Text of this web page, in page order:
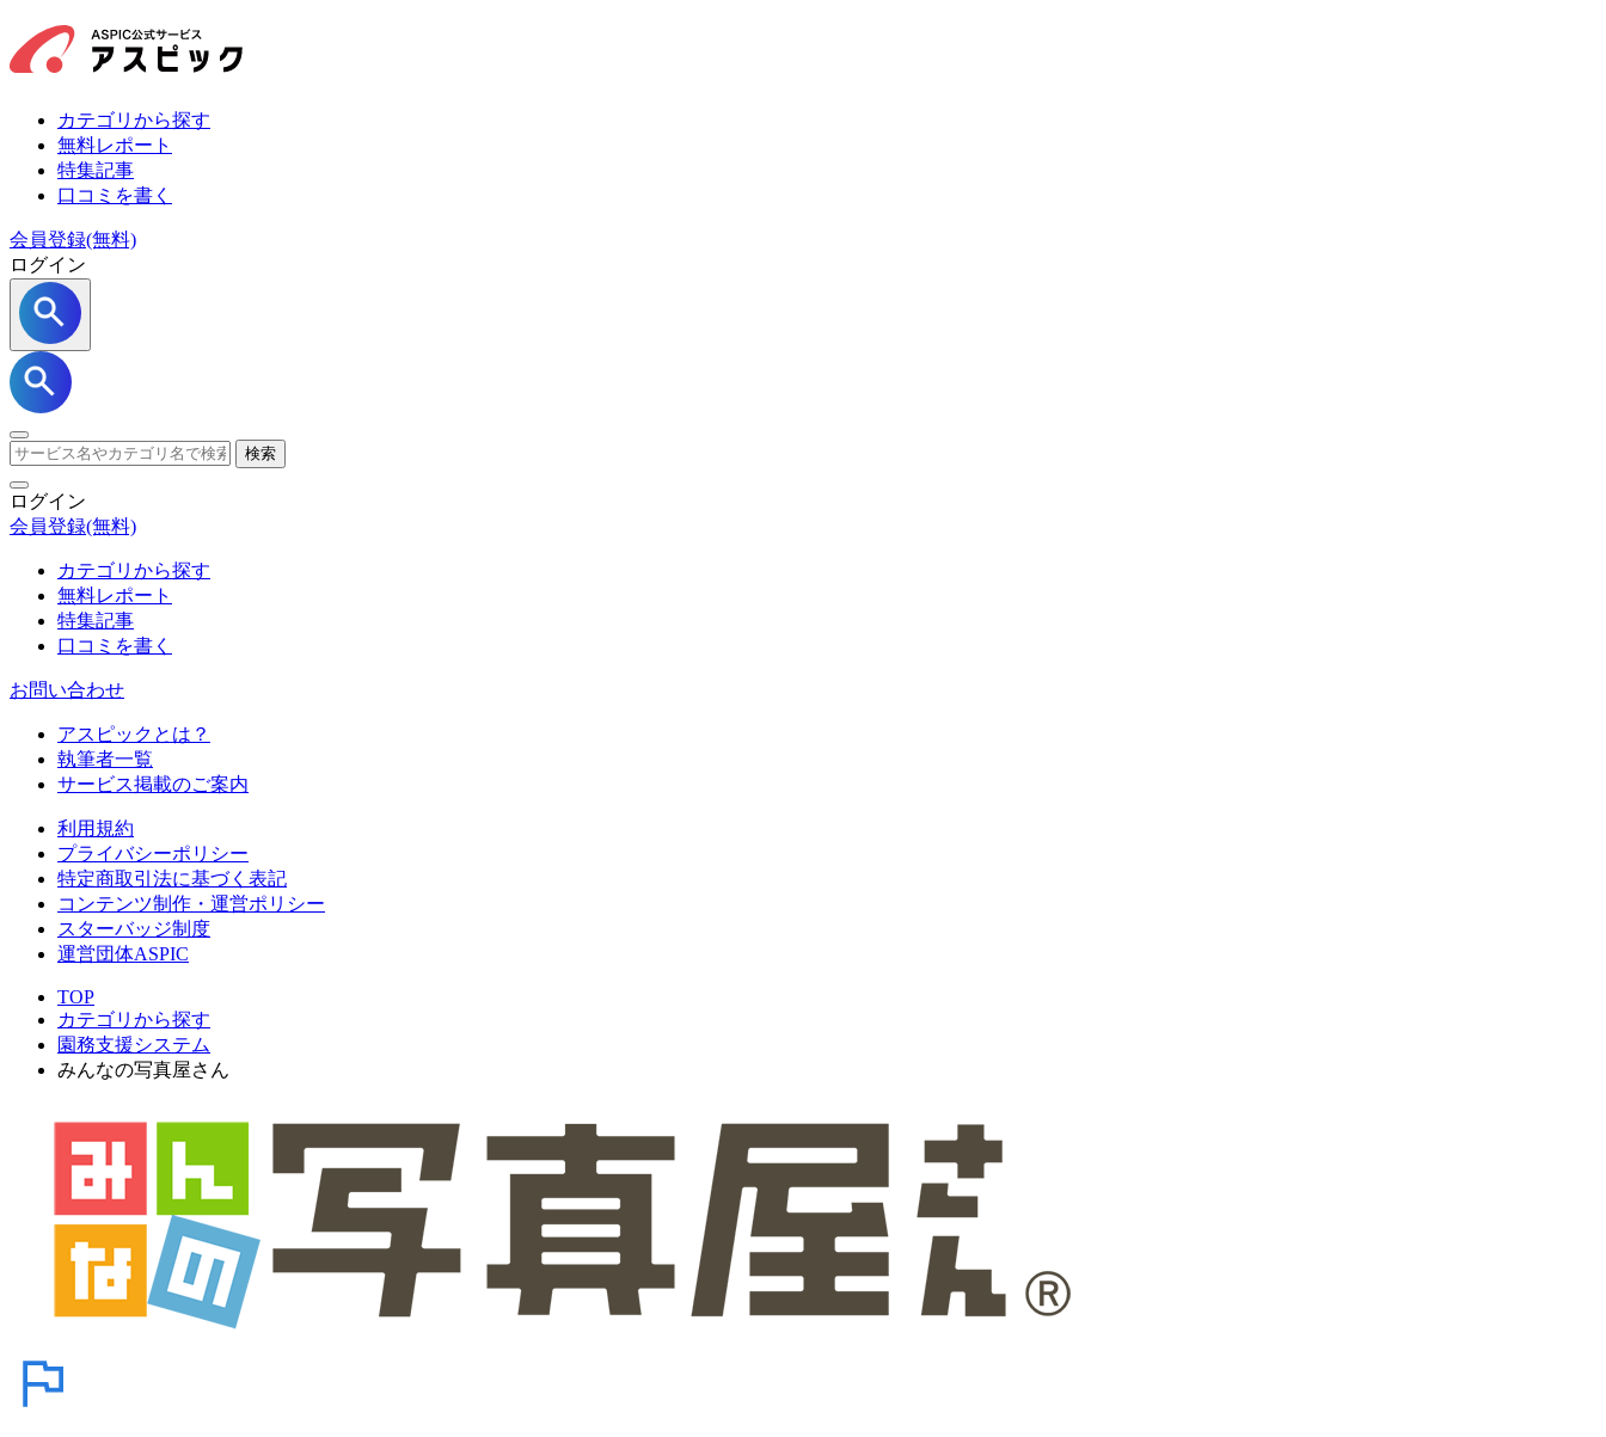
カテゴリから探す
無料レポート
特集記事
口コミを書く
会員登録(無料)
ログイン
検索
ログイン
会員登録(無料)
カテゴリから探す
無料レポート
特集記事
口コミを書く
お問い合わせ
アスピックとは？
執筆者一覧
サービス掲載のご案内
利用規約
プライバシーポリシー
特定商取引法に基づく表記
コンテンツ制作・運営ポリシー
スターバッジ制度
運営団体ASPIC
TOP
カテゴリから探す
園務支援システム
みんなの写真屋さん